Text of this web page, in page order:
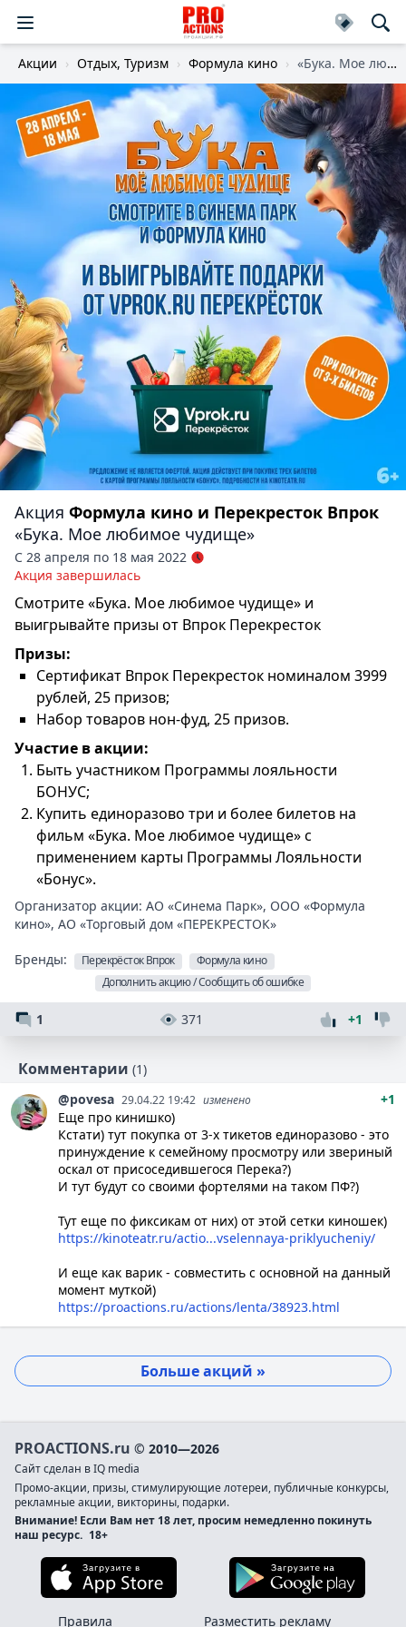
Акции Отдых, Туризм Формула кино «Бука. Мое любимое чудище»
Акция Формула кино и Перекресток Впрок
«Бука. Мое любимое чудище»
С 28 апреля по 18 мая 2022
Акция завершилась
Смотрите «Бука. Мое любимое чудище» и
выигрывайте призы от Впрок Перекресток
Призы:
Сертификат Впрок Перекресток номиналом 3999
рублей, 25 призов;
Набор товаров нон-фуд, 25 призов.
Участие в акции:
Быть участником Программы лояльности
БОНУС;
Купить единоразово три и более билетов на
фильм «Бука. Мое любимое чудище» с
применением карты Программы Лояльности
«Бонус».
Организатор акции: АО «Синема Парк», ООО «Формула
кино», АО «Торговый дом «ПЕРЕКРЕСТОК»
Бренды: Перекрёсток Впрок
Формула кино
Дополнить акцию / Сообщить об ошибке
1 371 +1
Комментарии (1)
@povesa 29.04.22 19:42 изменено
+1
Еще про кинишко)
Кстати) тут покупка от 3-х тикетов единоразово - это
принуждение к семейному просмотру или звериный
оскал от присоседившегося Перека?)
И тут будут со своими фортелями на таком ПФ?)
Тут еще по фиксикам от них) от этой сетки киношек)
https://kinoteatr.ru/actio...vselennaya-priklyucheniy/
И еще как варик - совместить с основной на данный
момент муткой)
https://proactions.ru/actions/lenta/38923.html
Больше акций »
PROACTIONS.ru © 2010—2026
Сайт сделан в IQ media
Промо-акции, призы, стимулирующие лотереи, публичные конкурсы,
рекламные акции, викторины, подарки.
Внимание! Если Вам нет 18 лет, просим немедленно покинуть
наш ресурс. 18+
Загрузите в App Store
Правила Разместить рекламу